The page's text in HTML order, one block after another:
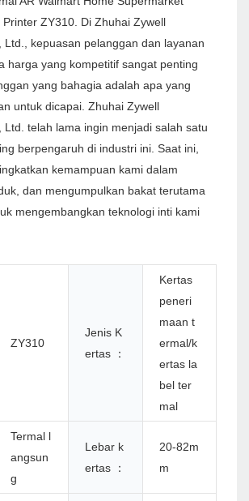
ZY310. Di Zhuhai Zywell
Ltd., kepuasan pelanggan dan layanan
harga yang kompetitif sangat penting
yang bahagia adalah apa yang
untuk dicapai. Zhuhai Zywell
Ltd. telah lama ingin menjadi salah satu
berpengaruh di industri ini. Saat ini,
kemampuan kami dalam
dan mengumpulkan bakat terutama
mengembangkan teknologi inti kami
ZY310
Jenis K
ertas ：
Kertas
peneri
maan t
ermal/k
ertas la
bel ter
mal
Termal l
angsun
g
Lebar k
ertas ：
20-82m
m